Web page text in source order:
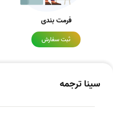
فرمت بندی
ثبت سفارش
سینا ترجمه